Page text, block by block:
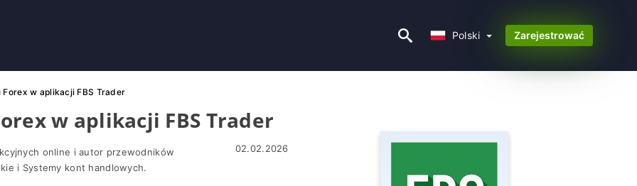
Polski
Zarejestrować
w aplikacji FBS Trader
w aplikacji FBS Trader
online i autor przewodników
i Systemy kont handlowych.
02.02.2026